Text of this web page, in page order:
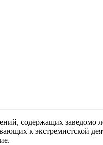
содержащих заведомо
к экстремистской